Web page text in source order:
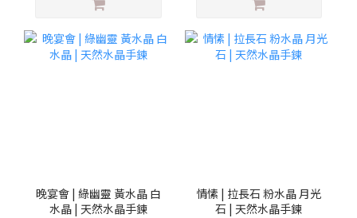
晚宴會 | 綠幽靈 黃水晶 白
水晶 | 天然水晶手鍊
情愫 | 拉長石 粉水晶 月光
石 | 天然水晶手鍊